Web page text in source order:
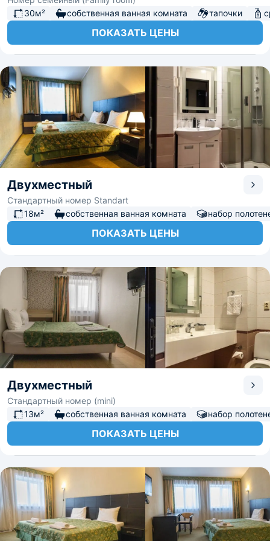
30м²
собственная ванная комната тапочки
ПОКАЗАТЬ ЦЕНЫ
Двухместный
Стандартный номер Standart
18м²
собственная ванная комната набор
ПОКАЗАТЬ ЦЕНЫ
Двухместный
Стандартный номер (mini)
13м²
собственная ванная комната набор
ПОКАЗАТЬ ЦЕНЫ